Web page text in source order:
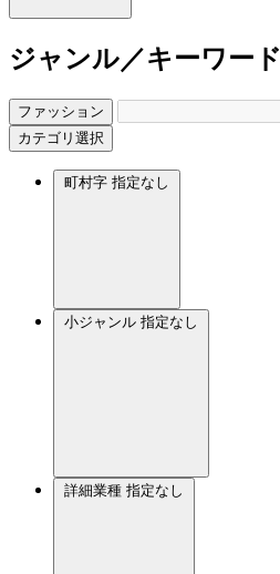
ジャンル／キーワード
ファッション
カテゴリ選択
町村字 指定なし
小ジャンル 指定なし
詳細業種 指定なし